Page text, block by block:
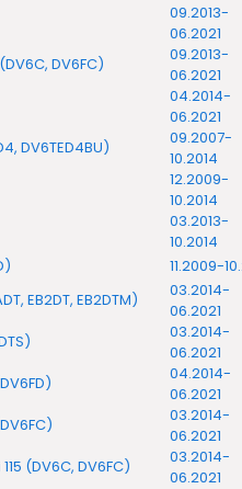
09.2013-
06.2021
DV6FC)
09.2013-
06.2021
04.2014-
06.2021
DV6TED4BU)
09.2007-
10.2014
12.2009-
10.2014
03.2013-
10.2014
11.2009-
EB2DT, EB2DTM)
03.2014-
06.2021
03.2014-
06.2021
04.2014-
06.2021
03.2014-
06.2021
(DV6C, DV6FC)
03.2014-
06.2021